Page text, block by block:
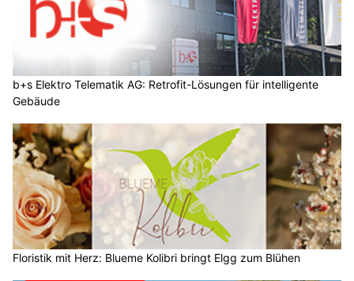
b+s Elektro Telematik AG: Retrofit-Lösungen für intelligente
Gebäude
Floristik mit Herz: Blueme Kolibri bringt Elgg zum Blühen